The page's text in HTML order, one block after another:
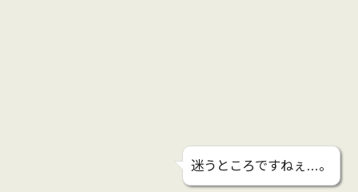
迷うところですねぇ…。